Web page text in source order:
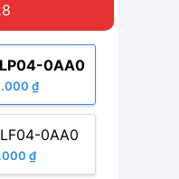
0AA0
₫
0AA0
₫